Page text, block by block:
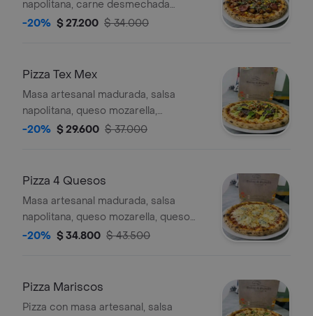
napolitana, carne desmechada
plátano maduro, maíz tierno y chorizo,
-20% $ 27.200 $ 34.000
Pizza Tex Mex
Masa artesanal madurada, salsa
napolitana, queso mozarella,
jalapeños, chile con carne, totopos,
-20% $ 29.600 $ 37.000
Pizza 4 Quesos
Masa artesanal madurada, salsa
napolitana, queso mozarella, queso
azul, queso doble crema y queso
-20% $ 34.800 $ 43.500
Pizza Mariscos
Pizza con masa artesanal, salsa